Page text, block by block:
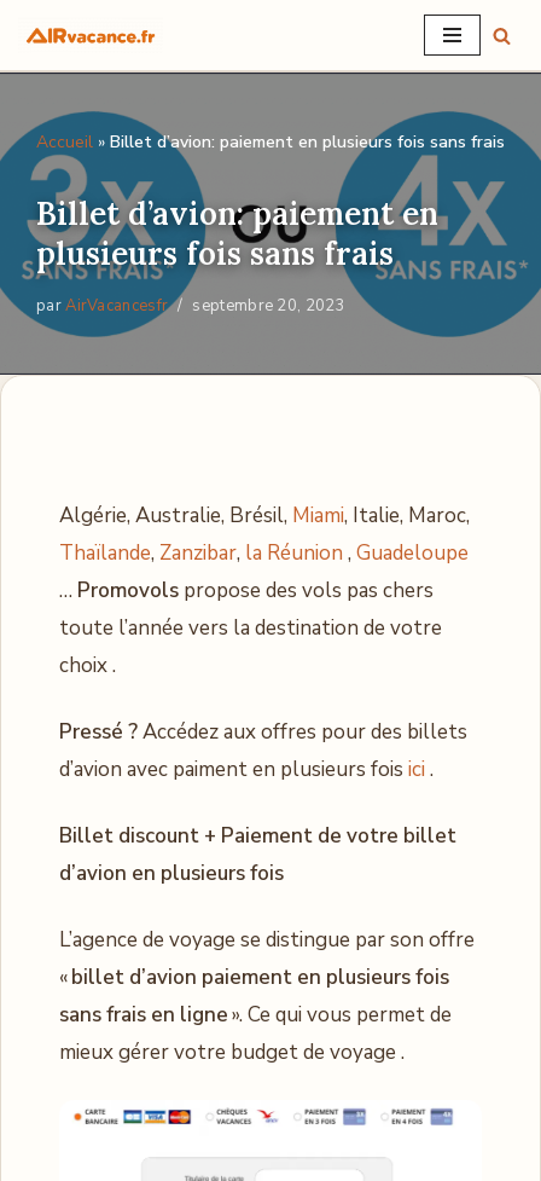
Aller
contenu
Accueil » Billet d’avion: paiement en plusieurs fois sans frais
Billet d’avion: paiement en
plusieurs fois sans frais
parAirVacancesfr septembre 20, 2023
Algérie, Australie, Brésil, Miami, Italie, Maroc,
Thaïlande, Zanzibar, la Réunion , Guadeloupe
… Promovols propose des vols pas chers
toute l’année vers la destination de votre
choix .
Pressé ?Accédez aux offres pour des billets
d’avion avec paiment en plusieurs fois ici .
Billet discount + Paiement de votre billet
d’avion en plusieurs fois
L’agence de voyage se distingue par son offre
«billet d’avion paiement en plusieurs fois
sans frais en ligne». Ce qui vous permet de
mieux gérer votre budget de voyage .